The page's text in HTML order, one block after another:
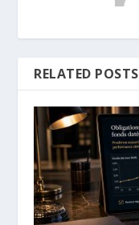
RELATED POSTS